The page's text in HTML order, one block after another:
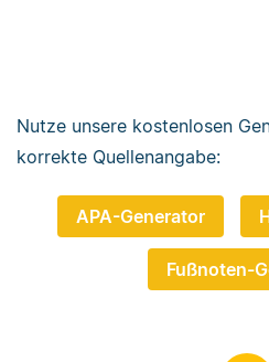
Nutze unsere kostenlosen
korrekte Quellenangabe:
APA-Generator
Fußnoten-